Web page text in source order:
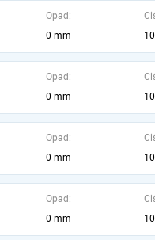
Opad:
0 mm
Opad:
0 mm
Opad:
0 mm
Opad:
0 mm